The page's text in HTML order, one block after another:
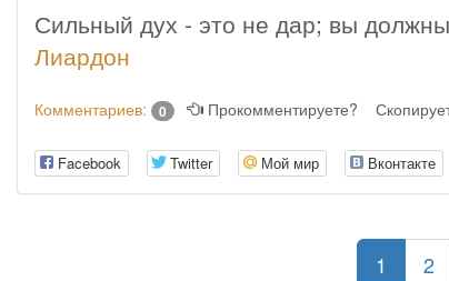
Сильный дух - это не дар; вы
Лиардон
Комментариев: 0 Прокомментируете?
Facebook Twitter Мой мир Вконтакте
1 (current)
2